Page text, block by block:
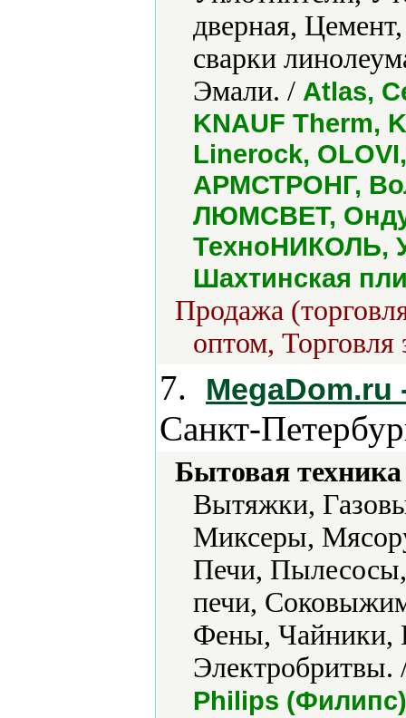
дверная,
сварки
Эмали. / Atlas,
KNAUF Therm,
Linerock,
АРМСТРОНГ,
ЛЮМСВЕТ,
ТехноНИКОЛЬ,
Шахтинская
Продажа
оптом, Торговля
7.
Санкт-
Бытовая
Вытяжки,
Миксеры,
Печи,
печи,
Фены, Чайники,
Philips